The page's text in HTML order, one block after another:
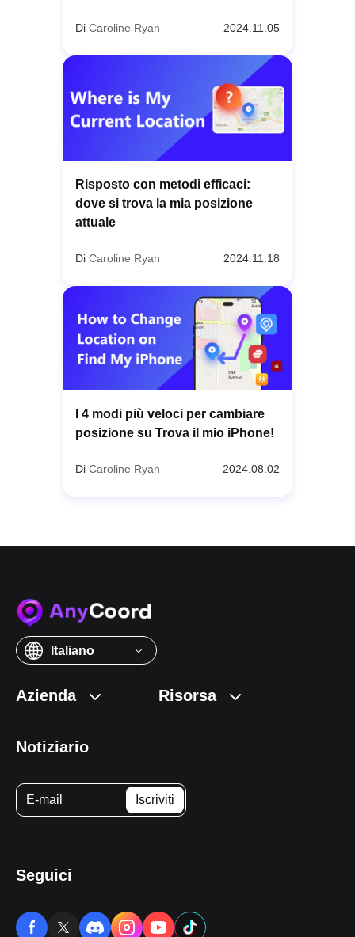
Di Caroline Ryan 2024.11.05
Risposto con metodi efficaci:
dove si trova la mia posizione
attuale
Di Caroline Ryan 2024.11.18
I 4 modi più veloci per cambiare
posizione su Trova il mio iPhone!
Di Caroline Ryan 2024.08.02
Italiano
Azienda Risorsa
Notiziario
Seguici